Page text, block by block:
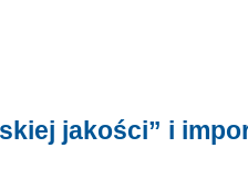
jakości” i